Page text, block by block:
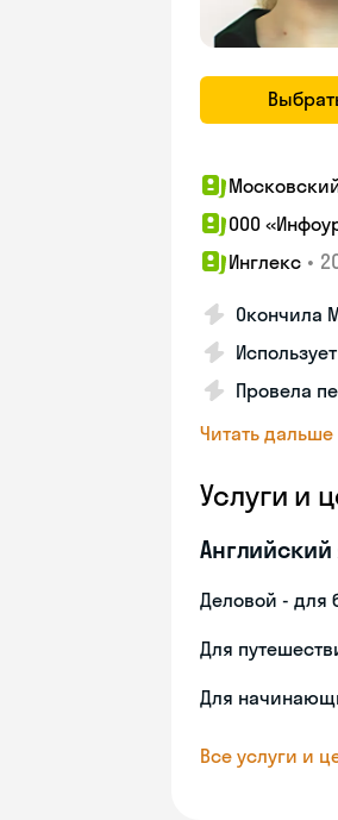
ООО
Инглекс •
Окончила
Провела
Читать дальше
Услуги и
Деловой - для
Для
Для
Все услуги и